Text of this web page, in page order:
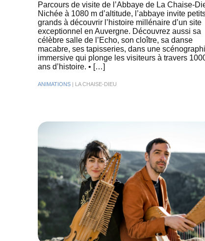
Parcours de visite de l’Abbaye de La Chaise-
Nichée à 1080 m d’altitude, l’abbaye invite
grands à découvrir l’histoire millénaire d’un site
exceptionnel en Auvergne. Découvrez aussi sa
célèbre salle de l’Echo, son cloître, sa danse
macabre, ses tapisseries, dans une
immersive qui plonge les visiteurs à travers
ans d’histoire. • […]
ANIMATIONS | LA CHAISE-DIEU